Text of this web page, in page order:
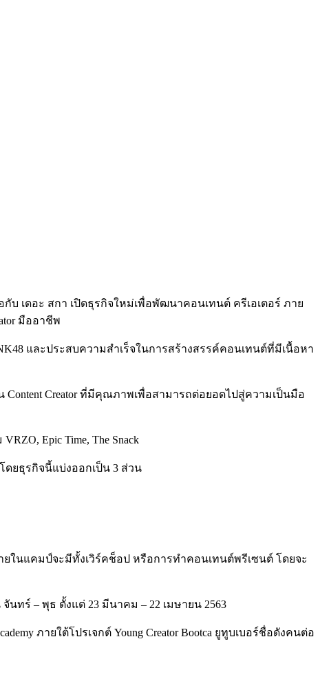
บ เดอะ สกา เปิดธุรกิจใหม่เพื่อพัฒนาคอนเทนต์ ครีเอเตอร์ ภาย
มืออาชีพ
และประสบความสำเร็จในการสร้างสรรค์คอนเทนต์ที่มีเนื้อหา
Content Creator ที่มีคุณภาพเพื่อสามารถต่อยอดไปสู่ความเป็นมือ
Epic Time, The Snack
ดยธุรกิจนี้แบ่งออกเป็น 3 ส่วน
ายในแคมป์จะมีทั้งเวิร์คช็อป หรือการทำคอนเทนต์พรีเซนต์ โดยจะ
นทร์ – พุธ ตั้งแต่ 23 มีนาคม – 22 เมษายน 2563
ภายใต้โปรเจกต์ Young Creator Bootca ยูทูบเบอร์ชื่อดังคนต่อ